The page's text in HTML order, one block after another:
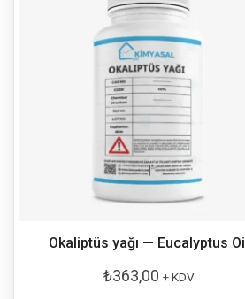
Okaliptüs yağı — Eucalyptus Oil
₺363,00 + KDV